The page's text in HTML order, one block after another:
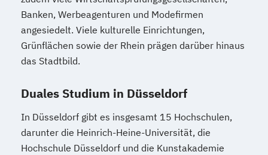
Banken, Werbeagenturen und Modefirmen
angesiedelt. Viele kulturelle Einrichtungen,
Grünflächen sowie der Rhein prägen darüber hinaus
das Stadtbild.
Duales Studium in Düsseldorf
In Düsseldorf gibt es insgesamt 15 Hochschulen,
darunter die Heinrich-Heine-Universität, die
Hochschule Düsseldorf und die Kunstakademie